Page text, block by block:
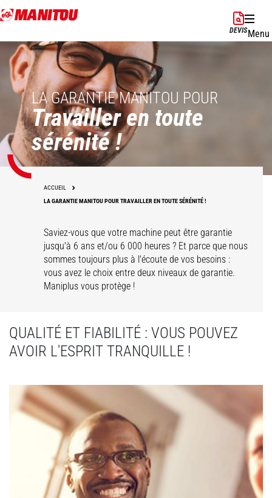
Aller
au
principal
DEVISMenu
LA GARANTIE MANITOU POUR
Travailler en toute
sérénité !
ACCUEIL
LA GARANTIE MANITOU POUR TRAVAILLER EN TOUTE SÉRÉNITÉ !
Saviez-vous que votre machine peut être garantie
jusqu'à 6 ans et/ou 6 000 heures ? Et parce que nous
sommes toujours plus à l'écoute de vos besoins :
vous avez le choix entre deux niveaux de garantie.
Maniplus vous protège !
QUALITÉ ET FIABILITÉ : VOUS POUVEZ
AVOIR L'ESPRIT TRANQUILLE !